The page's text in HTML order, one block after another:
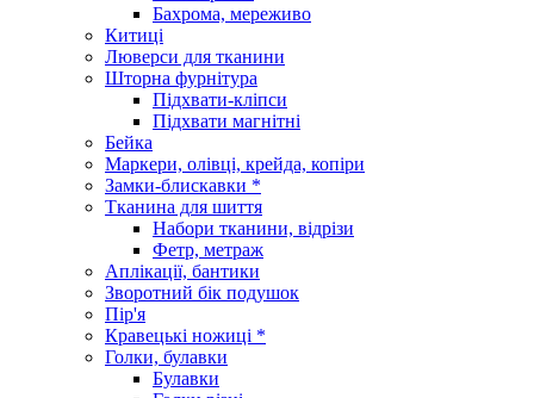
Бахрома, мереживо
Китиці
Люверси для тканини
Шторна фурнітура
Підхвати-кліпси
Підхвати магнітні
Бейка
Маркери, олівці, крейда, копіри
Замки-блискавки *
Тканина для шиття
Набори тканини, відрізи
Фетр, метраж
Аплікації, бантики
Зворотний бік подушок
Пір'я
Кравецькі ножиці *
Голки, булавки
Булавки